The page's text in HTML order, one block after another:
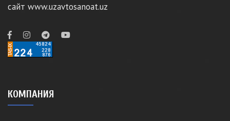
сайт www.uzavtosanoat.uz
КОМПАНИЯ